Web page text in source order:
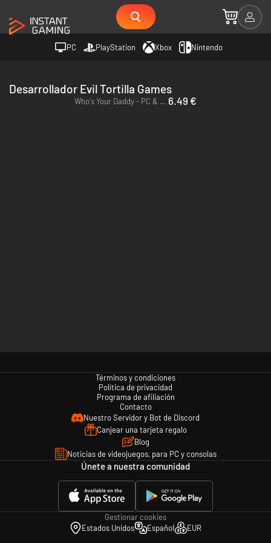
PC PlayStation Xbox Nintendo
Desarrollador Evil Tortilla Games
Who's Your Daddy - PC & Mac (Steam) 6.49 €
Términos y condiciones
Política de privacidad
Programa de afiliación
Contacto
Nuestro Servidor y Bot de Discord
Canjear una tarjeta regalo
Blog
Noticias de videojuegos, para PC y consolas
Únete a nuestra comunidad
Gestionar cookies
Estados Unidos
Español EUR